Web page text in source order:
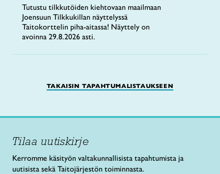
Tutustu tilkkutöiden kiehtovaan maailmaan
Joensuun Tilkkukillan näyttelyssä
Taitokorttelin piha-aitassa! Näyttely on
avoinna 29.8.2026 asti.
TAKAISIN TAPAHTUMALISTAUKSEEN
Tilaa uutiskirje
Kerromme käsityön valtakunnallisista tapahtumista ja
uutisista sekä Taitojärjestön toiminnasta.